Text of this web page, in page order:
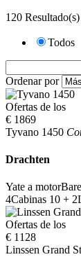
120 Resultado(s)
Todos
Ordenar por
Ofertas de los
€ 1869
Tyvano 1450
Drachten
Yate a motor
4Cabinas 10 + 2
Ofertas de los
€ 1128
Linssen Grand